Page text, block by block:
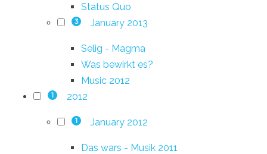
Status Quo
3 January 2013
Selig - Magma
Was bewirkt es?
Music 2012
1 2012
1 January 2012
Das wars - Musik 2011